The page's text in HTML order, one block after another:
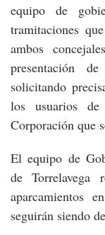
equipo de
tramitaciones
ambos
presentación
solicitando
los usuarios
Corporación que
El equipo de
de Torrelavega
aparcamientos
seguirán siendo